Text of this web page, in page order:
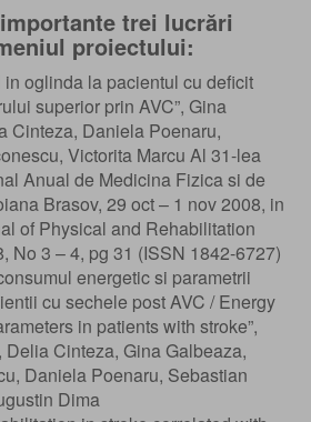
trei lucrări
proiectului:
in oglinda la pacientul cu deficit
superior prin AVC”, Gina
Cinteza, Daniela Poenaru,
Victorita Marcu Al 31-lea
Anual de Medicina Fizica si de
Brasov, 29 oct – 1 nov 2008, in
of Physical and Rehabilitation
No 3 – 4, pg 31 (ISSN 1842-6727)
energetic si parametrii
cu sechele post AVC / Energy
in patients with stroke”,
Delia Cinteza, Gina Galbeaza,
Daniela Poenaru, Sebastian
Dima